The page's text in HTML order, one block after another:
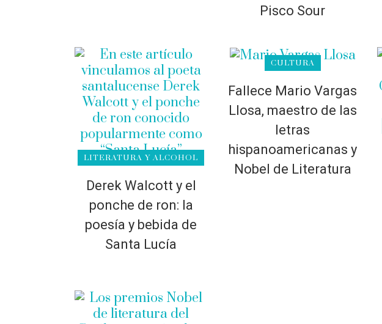
Pisco Sour
LITERATURA Y ALCOHOL
Derek Walcott y el
ponche de ron: la
poesía y bebida de
Santa Lucía
CULTURA
Fallece Mario Vargas
Llosa, maestro de las
letras
hispanoamericanas y
Nobel de Literatura